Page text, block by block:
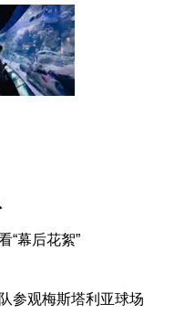
“幕后花絮”
参观梅斯塔利亚球场